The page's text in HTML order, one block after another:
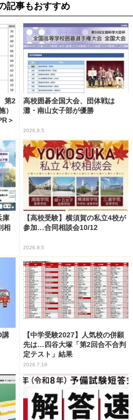
記事もおすすめ
第2
）
＞
高校囲碁全国大会、団体戦は
灘・南山女子部が優勝
2026.8.5
庫
相
【高校受験】横須賀の私立4校が
参加…合同相談会10/12
2026.8.5
講
【中学受験2027】人気校の併願
先は…四谷大塚「第2回合不合判
定テスト」結果
2026.7.16